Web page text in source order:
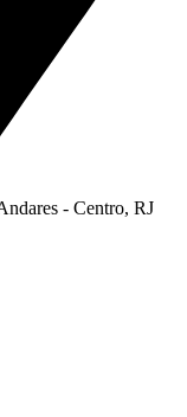
- Centro, RJ